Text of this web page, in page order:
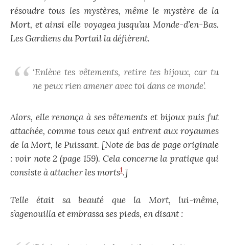
résoudre tous les mystères, même le mystère de la
Mort, et ainsi elle voyagea jusqu’au Monde-d’en-Bas.
Les Gardiens du Portail la défièrent.
‘Enlève tes vêtements, retire tes bijoux, car tu
ne peux rien amener avec toi dans ce monde’.
Alors, elle renonça à ses vêtements et bijoux puis fut
attachée, comme tous ceux qui entrent aux royaumes
de la Mort, le Puissant. [Note de bas de page originale
: voir note 2 (page 159). Cela concerne la pratique qui
consiste à attacher les morts1.]
Telle était sa beauté que la Mort, lui-même,
s’agenouilla et embrassa ses pieds, en disant :